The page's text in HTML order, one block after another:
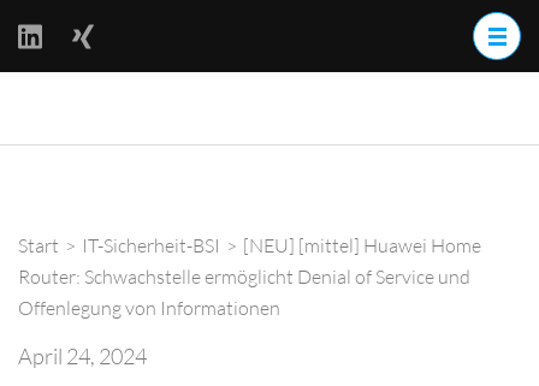
Inhalt
springen
drücken)
Start > IT-Sicherheit-BSI > [NEU] [mittel] Huawei Home
Router: Schwachstelle ermöglicht Denial of Service und
Offenlegung von Informationen
April 24, 2024